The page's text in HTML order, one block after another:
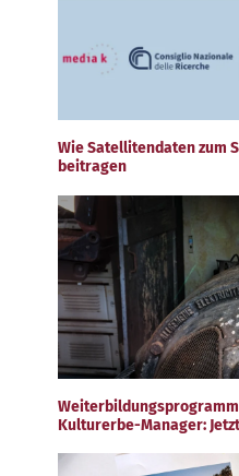
Wie Satellitendaten zum
beitragen
Kulturerbe-Manager: